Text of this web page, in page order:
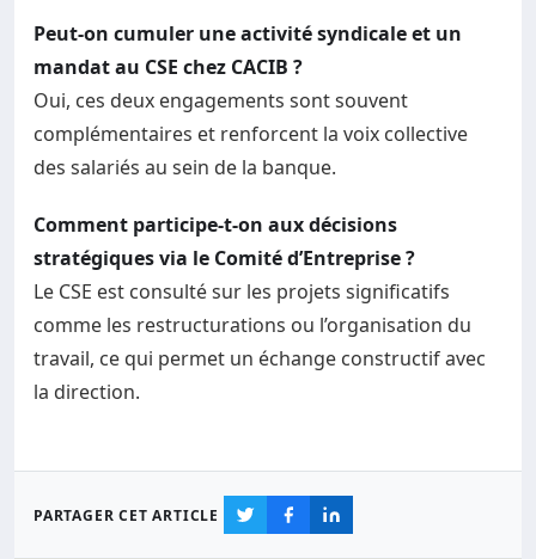
Peut-on cumuler une activité syndicale et un
mandat au CSE chez CACIB ?
Oui, ces deux engagements sont souvent
complémentaires et renforcent la voix collective
des salariés au sein de la banque.
Comment participe-t-on aux décisions
stratégiques via le Comité d’Entreprise ?
Le CSE est consulté sur les projets significatifs
comme les restructurations ou l’organisation du
travail, ce qui permet un échange constructif avec
la direction.
PARTAGER CET ARTICLE